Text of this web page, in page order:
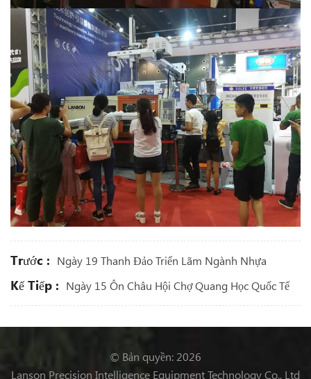
Trước : Ngày 19 Thanh Đảo Triển Lãm Ngành Nhựa
Kế Tiếp : Ngày 15 Ôn Châu Hội Chợ Quang Học Quốc Tế
© Bản quyền: 2026
Lanson Precision Intelligence Equipment Technology Co., Ltd